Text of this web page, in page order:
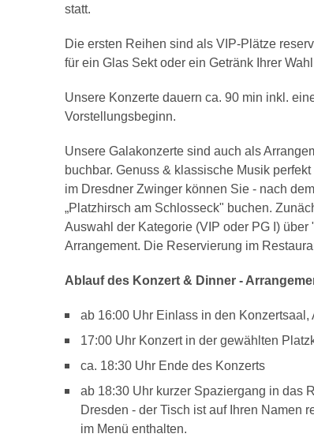
statt.
Die ersten Reihen sind als VIP-Plätze
für ein Glas Sekt oder ein Getränk Ihrer
Unsere Konzerte dauern ca. 90 min inkl.
Vorstellungsbeginn.
Unsere Galakonzerte sind auch als
buchbar. Genuss & klassische Musik
im Dresdner Zwinger können Sie - nach
„Platzhirsch am Schlosseck" buchen.
Auswahl der Kategorie (VIP oder PG I)
Arrangement. Die Reservierung im
Ablauf des Konzert & Dinner -
ab 16:00 Uhr Einlass in den
17:00 Uhr Konzert in der gewählten
ca. 18:30 Uhr Ende des Konzerts
ab 18:30 Uhr kurzer Spaziergang in das
Dresden - der Tisch ist auf Ihren Namen
im Menü enthalten.